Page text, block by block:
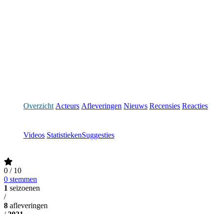
Overzicht Acteurs Afleveringen Nieuws Recensies Reacties
Videos StatistiekenSuggesties
0 / 10
0 stemmen
1 seizoenen
/
8 afleveringen